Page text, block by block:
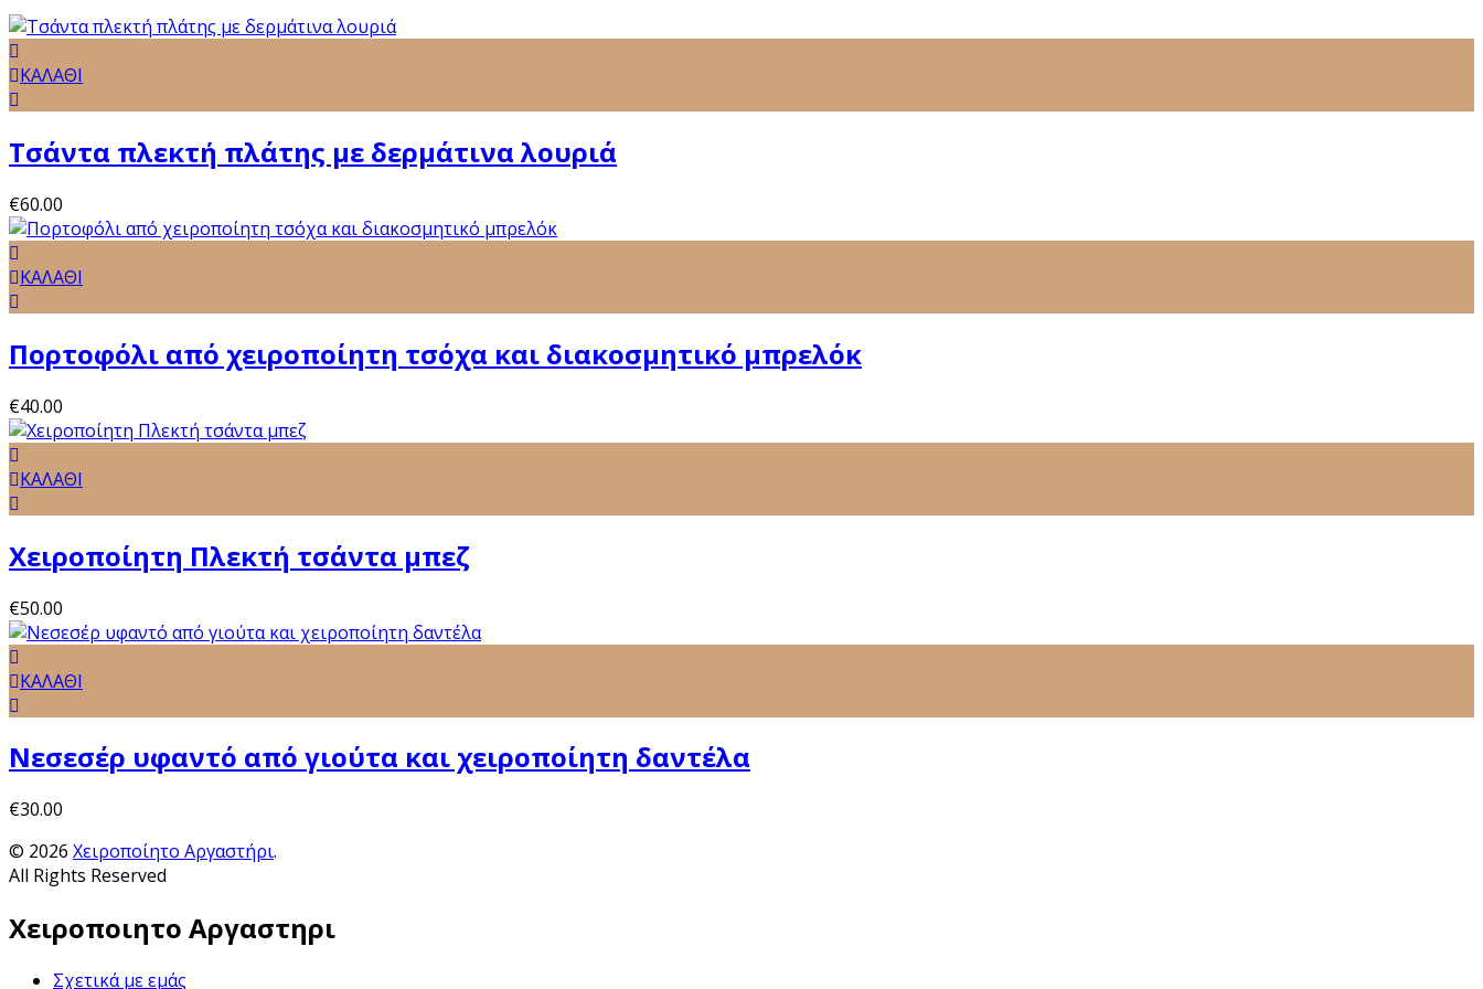
ΚΑΛΑΘΙ
Τσάντα πλεκτή πλάτης με δερμάτινα λουριά
€60.00
ΚΑΛΑΘΙ
Πορτοφόλι από χειροποίητη τσόχα και διακοσμητικό μπρελόκ
€40.00
ΚΑΛΑΘΙ
Χειροποίητη Πλεκτή τσάντα μπεζ
€50.00
ΚΑΛΑΘΙ
Νεσεσέρ υφαντό από γιούτα και χειροποίητη δαντέλα
€30.00
© 2026 Χειροποίητο Αργαστήρι.
All Rights Reserved
Χειροποιητο Αργαστηρι
Σχετικά με εμάς